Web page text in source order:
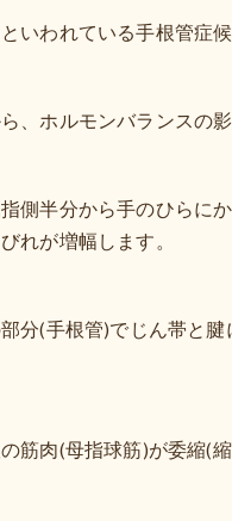
いわれている手根管症候
、ホルモンバランスの
側半分から手のひらに
れが増幅します。
分(手根管)でじん帯と
筋肉(母指球筋)が委縮(